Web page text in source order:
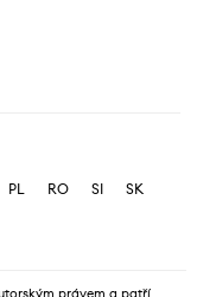
PL RO SI
SK
právem a patří